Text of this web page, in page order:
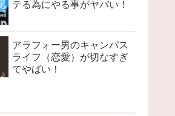
テる為にやる事がヤバい！
アラフォー男のキャンパス
ライフ（恋愛）が切なすぎ
てやばい！